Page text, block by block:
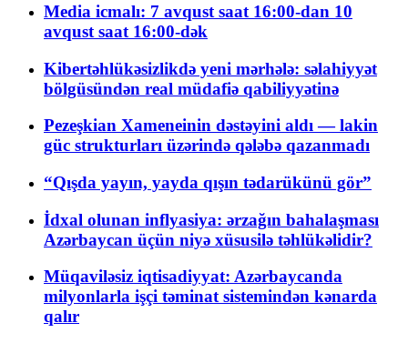
Media icmalı: 7 avqust saat 16:00-dan 10
avqust saat 16:00-dək
Kibertəhlükəsizlikdə yeni mərhələ: səlahiyyət
bölgüsündən real müdafiə qabiliyyətinə
Pezeşkian Xameneinin dəstəyini aldı — lakin
güc strukturları üzərində qələbə qazanmadı
“Qışda yayın, yayda qışın tədarükünü gör”
İdxal olunan inflyasiya: ərzağın bahalaşması
Azərbaycan üçün niyə xüsusilə təhlükəlidir?
Müqaviləsiz iqtisadiyyat: Azərbaycanda
milyonlarla işçi təminat sistemindən kənarda
qalır